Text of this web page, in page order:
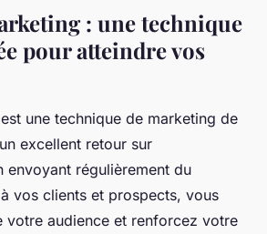
: une technique
pour atteindre vos
une technique de marketing de
excellent retour sur
envoyant régulièrement du
vos clients et prospects, vous
votre audience et renforcez votre